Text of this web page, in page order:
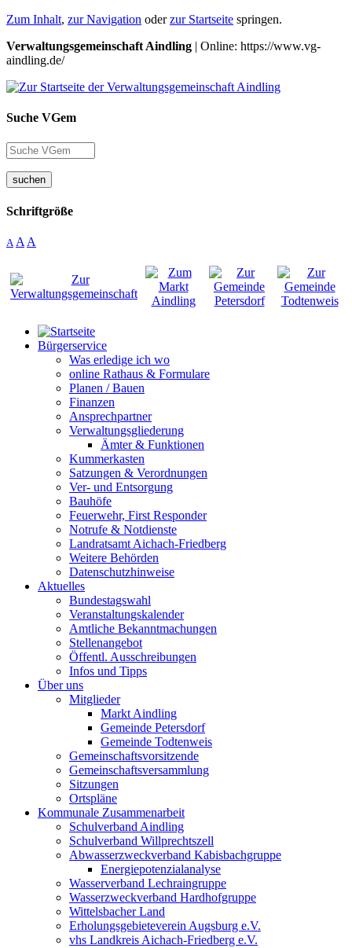
Zum Inhalt, zur Navigation oderzur Startseite springen.
Verwaltungsgemeinschaft Aindling | Online: https://www.vg-
aindling.de/
Suche VGem
suchen
Schriftgröße
A A A
Bürgerservice
Was erledige ich wo
online Rathaus & Formulare
Planen / Bauen
Finanzen
Ansprechpartner
Verwaltungsgliederung
Ämter & Funktionen
Kummerkasten
Satzungen & Verordnungen
Ver- und Entsorgung
Bauhöfe
Feuerwehr, First Responder
Notrufe & Notdienste
Landratsamt Aichach-Friedberg
Weitere Behörden
Datenschutzhinweise
Aktuelles
Bundestagswahl
Veranstaltungskalender
Amtliche Bekanntmachungen
Stellenangebot
Öffentl. Ausschreibungen
Infos und Tipps
Über uns
Mitglieder
Markt Aindling
Gemeinde Petersdorf
Gemeinde Todtenweis
Gemeinschaftsvorsitzende
Gemeinschaftsversammlung
Sitzungen
Ortspläne
Kommunale Zusammenarbeit
Schulverband Aindling
Schulverband Willprechtszell
Abwasserzweckverband Kabisbachgruppe
Energiepotenzialanalyse
Wasserverband Lechraingruppe
Wasserzweckverband Hardhofgruppe
Wittelsbacher Land
Erholungsgebieteverein Augsburg e.V.
vhs Landkreis Aichach-Friedberg e.V.